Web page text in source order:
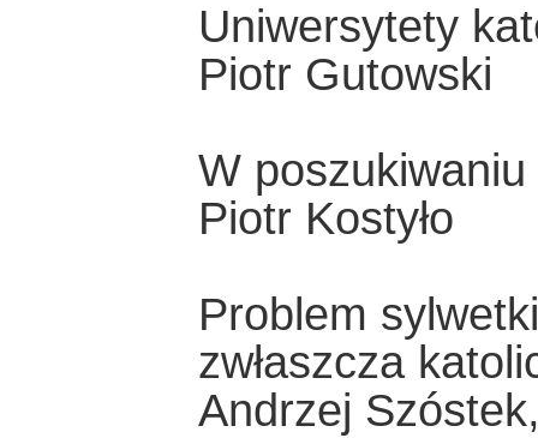
Uniwersytety
Piotr Gutowski
W
Piotr Kostyło
Problem
zwłaszcza
Andrzej